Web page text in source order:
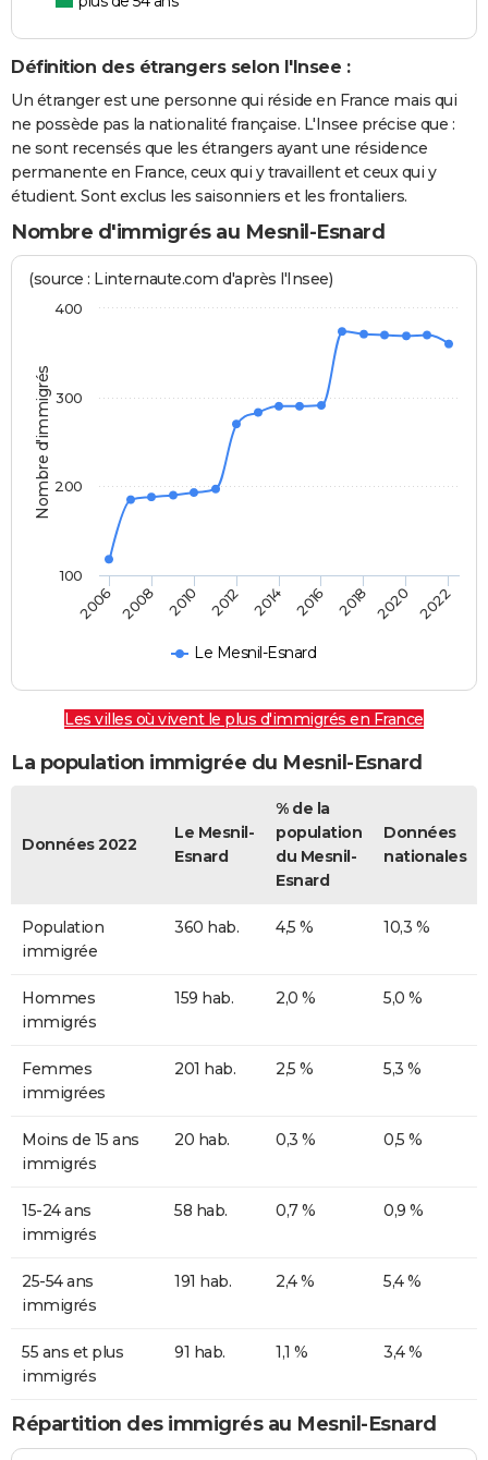
Définition des étrangers selon l'Insee :
Un étranger est une personne qui réside en France mais qui
ne possède pas la nationalité française. L'Insee précise que :
ne sont recensés que les étrangers ayant une résidence
permanente en France, ceux qui y travaillent et ceux qui y
étudient. Sont exclus les saisonniers et les frontaliers.
Nombre d'immigrés au Mesnil-Esnard
Nombre d'immigrés
(source : Linternaute.com d'après l'Insee)
Le Mesnil-Esnard
2006 2008 2010 2012 2014 2016 2018 2020 2022
100
200
300
400
Les villes où vivent le plus d'immigrés en France
La population immigrée du Mesnil-Esnard
Données 2022
Le Mesnil-
Esnard
% de la
population
du Mesnil-
Esnard
Données
nationales
Population
immigrée
360 hab. 4,5 % 10,3 %
Hommes
immigrés
159 hab. 2,0 % 5,0 %
Femmes
immigrées
201 hab. 2,5 % 5,3 %
Moins de 15 ans
immigrés
20 hab. 0,3 % 0,5 %
15-24 ans
immigrés
58 hab. 0,7 % 0,9 %
25-54 ans
immigrés
191 hab. 2,4 % 5,4 %
55 ans et plus
immigrés
91 hab. 1,1 % 3,4 %
Répartition des immigrés au Mesnil-Esnard